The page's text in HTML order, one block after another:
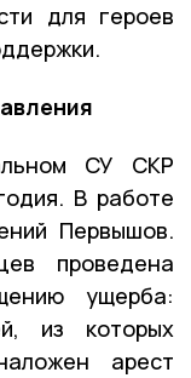
для героев
СУ СКР
В работе
Первышов.
проведена
ущерба:
из которых
арест